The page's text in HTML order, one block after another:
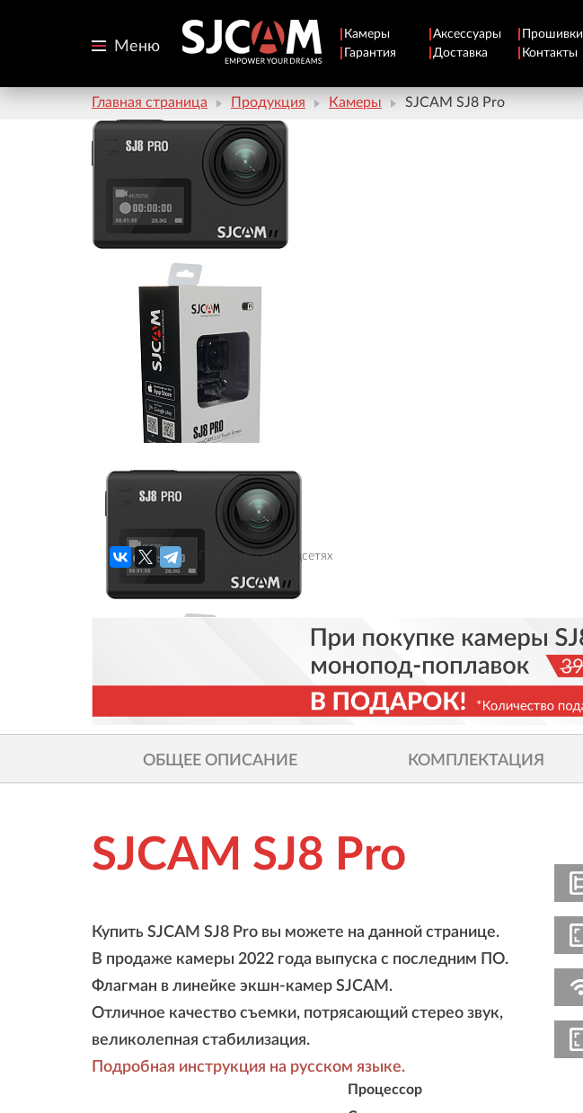
Меню
Камеры Аксессуары
Прошивки
Гарантия
Доставка Контакты
Главная страница Продукция Камеры SJCAM SJ8 Pro
Поделиться в соцсетях
ОБЩЕЕ ОПИСАНИЕ КОМПЛЕКТАЦИЯ
SJCAM SJ8 Pro
Купить SJCAM SJ8 Pro вы можете на данной странице.
В продаже камеры 2022 года выпуска с последним ПО.
Флагман в линейке экшн-камер SJCAM.
Отличное качество съемки, потрясающий стерео звук,
великолепная стабилизация.
Подробная инструкция на русском языке.
Процессор